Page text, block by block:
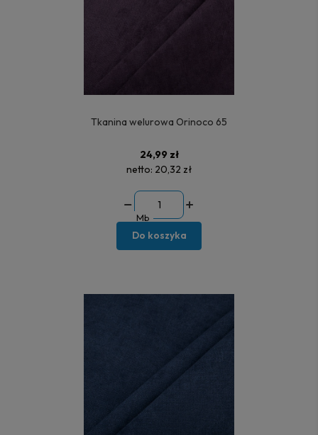
Tkanina welurowa Orinoco 65
24,99 zł
netto: 20,32 zł
Mb
Do koszyka